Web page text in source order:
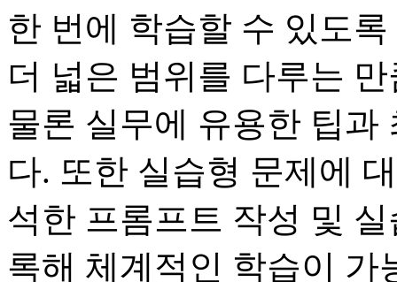
한 번에 학습할 수 있도
더 넓은 범위를 다루는
물론 실무에 유용한 팁
다. 또한 실습형 문제에
석한 프롬프트 작성 및
록해 체계적인 학습이 가